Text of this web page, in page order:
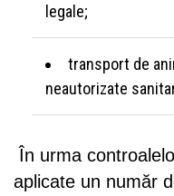
legale;
transport de
neautorizate
În urma
aplicate un număr